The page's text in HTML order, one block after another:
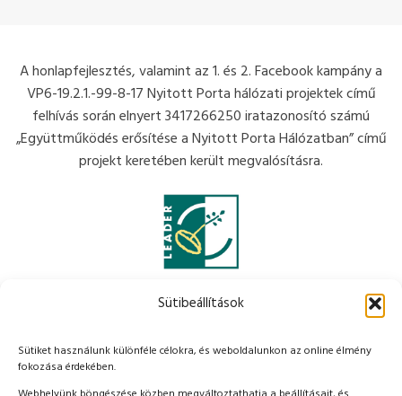
Sütibeállítások
Sütiket használunk különféle célokra, és weboldalunkon az online élmény
fokozása érdekében.
A honlapfejlesztés, valamint az 1. és 2. Facebook kampány a
VP6-19.2.1.-99-8-17 Nyitott Porta hálózati projektek című
felhívás során elnyert 3417266250 iratazonosító számú
„Együttműködés erősítése a Nyitott Porta Hálózatban” című
projekt keretében került megvalósításra.